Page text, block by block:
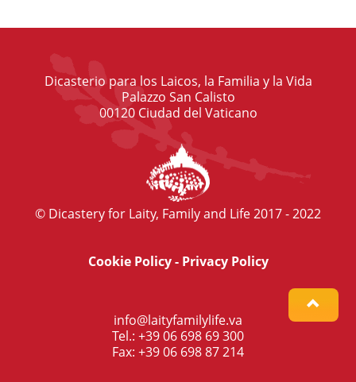
Dicasterio para los Laicos, la Familia y la Vida
Palazzo San Calisto
00120 Ciudad del Vaticano
© Dicastery for Laity, Family and Life 2017 - 2022
Cookie Policy- Privacy Policy
info@laityfamilylife.va
Tel.: +39 06 698 69 300
Fax: +39 06 698 87 214